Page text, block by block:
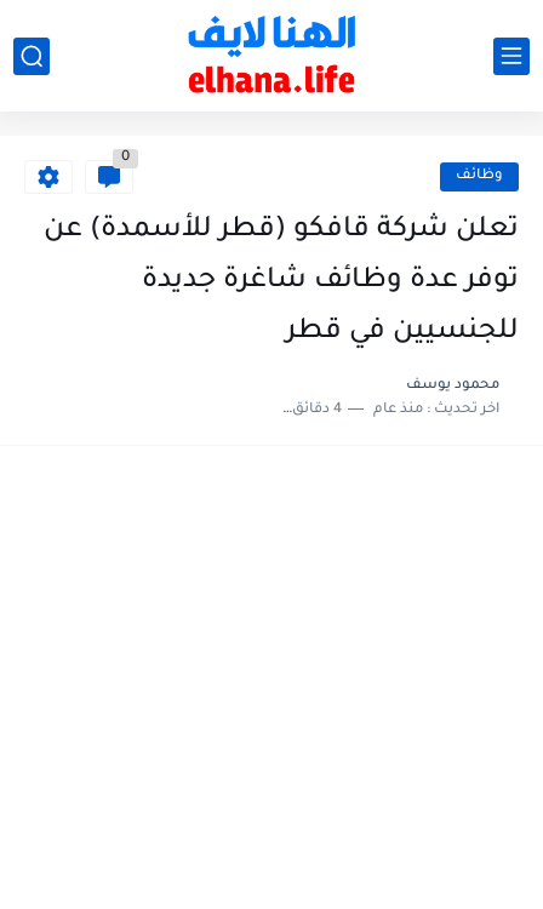
وظائف
0
تعلن شركة قافكو (قطر للأسمدة) عن
توفر عدة وظائف شاغرة جديدة
للجنسيين في قطر
محمود يوسف
اخر تحديث :منذ عام 4 دقائق للقراءة